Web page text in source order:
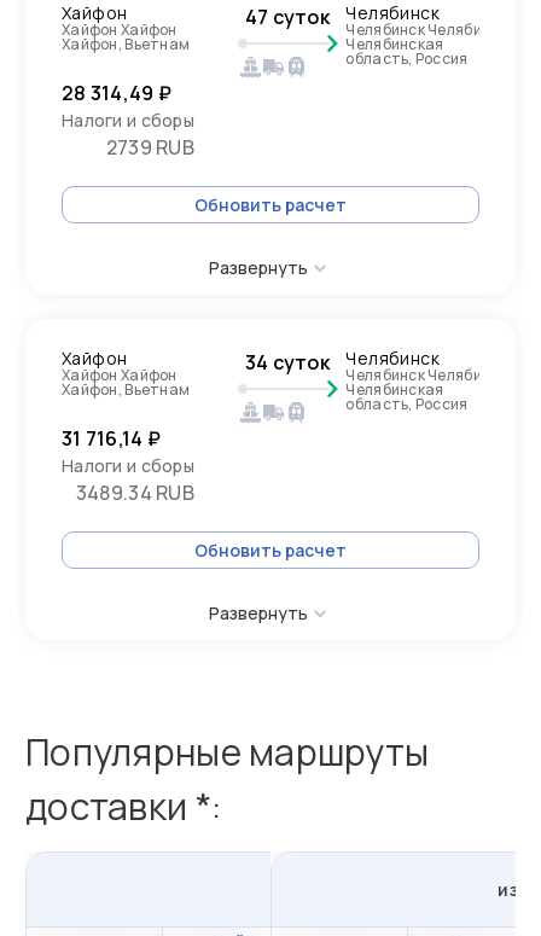
Хайфон
Хайфон Хайфон
Хайфон, Вьетнам
47 суток Челябинск
Челябинск Челябинск
Челябинская
область, Россия
28 314,49 ₽
Налоги и сборы
2739 RUB
Обновить расчет
Развернуть
Хайфон
Хайфон Хайфон
Хайфон, Вьетнам
34 суток Челябинск
Челябинск Челябинск
Челябинская
область, Россия
31 716,14 ₽
Налоги и сборы
3489.34 RUB
Обновить расчет
Развернуть
Популярные маршруты
доставки *:
из